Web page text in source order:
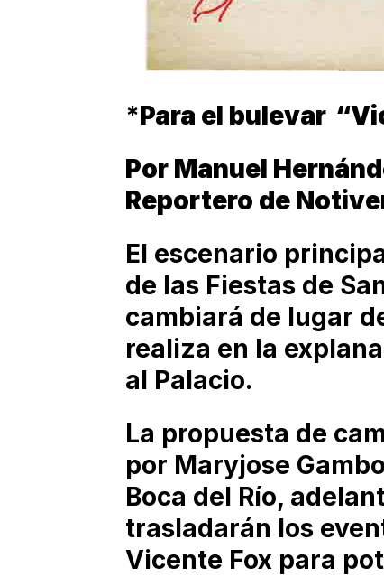
*Para el bulevar
Por Manuel
Reportero de
El escenario
de las Fiestas de
cambiará de lugar
realiza en la
al Palacio.
La propuesta de
por Maryjose
Boca del Río,
trasladarán los
Vicente Fox para